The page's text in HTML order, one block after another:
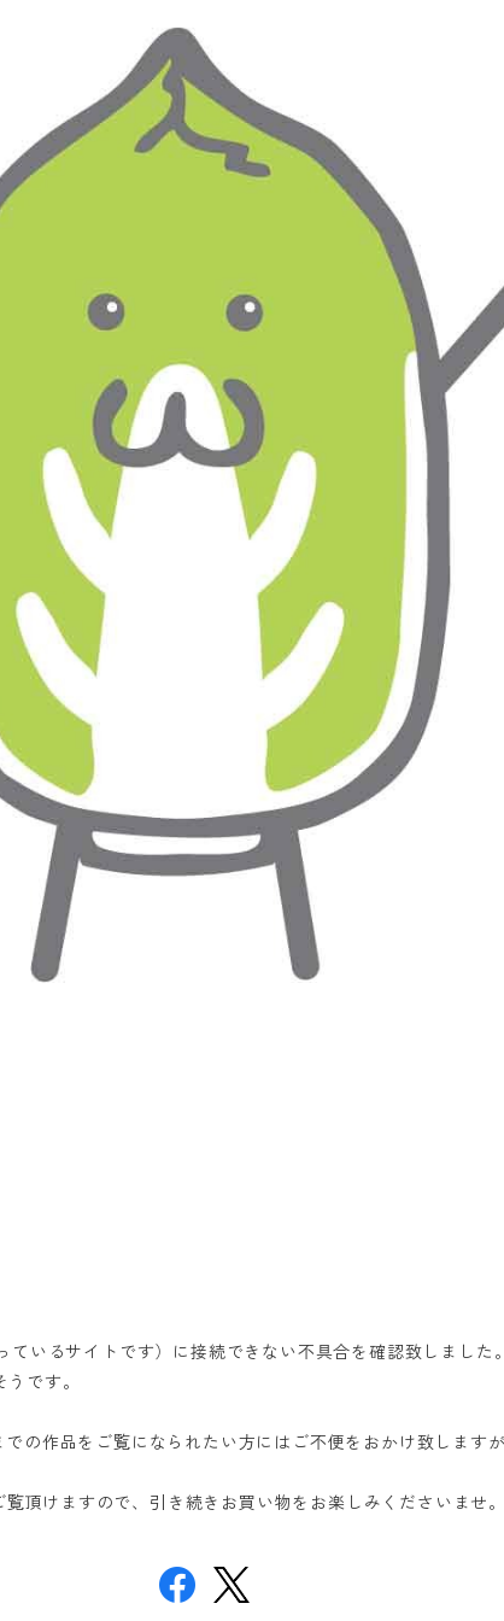
いるサイトです）に接続できない不具合を確認致しました。
です。
の作品をご覧になられたい方にはご不便をおかけ致します
けますので、引き続きお買い物をお楽しみくださいませ。